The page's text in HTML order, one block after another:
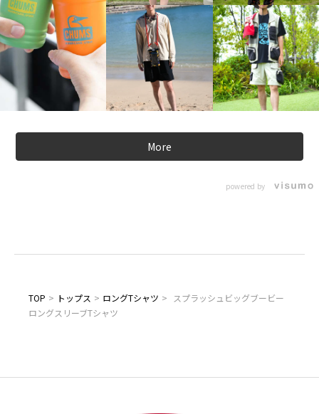
More
powered by
TOP > トップス > ロングTシャツ >
スプラッシュビッグブービー
ロングスリーブTシャツ